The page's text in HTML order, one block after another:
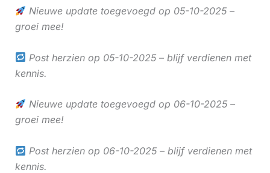
Nieuwe update toegevoegd op 05-10-2025 –
groei mee!
Post herzien op 05-10-2025 – blijf verdienen met
kennis.
Nieuwe update toegevoegd op 06-10-2025 –
groei mee!
Post herzien op 06-10-2025 – blijf verdienen met
kennis.